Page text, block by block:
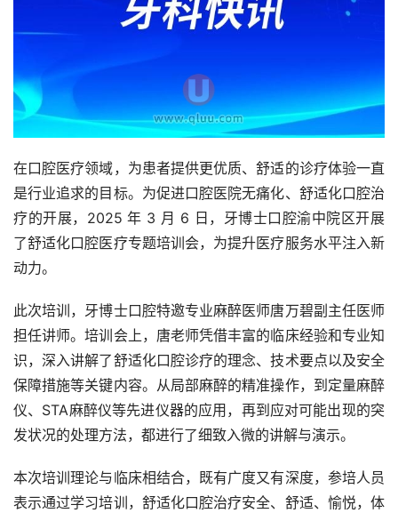
在口腔医疗领域，为患者提供更优质、舒适的诊疗体验一直
是行业追求的目标。为促进口腔医院无痛化、舒适化口腔治
疗的开展，2025 年 3 月 6 日，牙博士口腔渝中院区开展
了舒适化口腔医疗专题培训会，为提升医疗服务水平注入新
动力。
此次培训，牙博士口腔特邀专业麻醉医师唐万碧副主任医师
担任讲师。培训会上，唐老师凭借丰富的临床经验和专业知
识，深入讲解了舒适化口腔诊疗的理念、技术要点以及安全
保障措施等关键内容。从局部麻醉的精准操作，到定量麻醉
仪、STA麻醉仪等先进仪器的应用，再到应对可能出现的突
发状况的处理方法，都进行了细致入微的讲解与演示。
本次培训理论与临床相结合，既有广度又有深度，参培人员
表示通过学习培训，舒适化口腔治疗安全、舒适、愉悦，体